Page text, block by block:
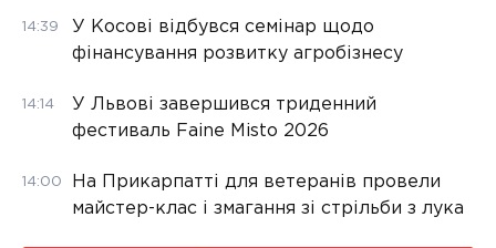
14:39
У Косові відбувся семінар щодо
фінансування розвитку агробізнесу
14:14
У Львові завершився триденний
фестиваль Faine Misto 2026
14:00
На Прикарпатті для ветеранів провели
майстер-клас і змагання зі стрільби з лука